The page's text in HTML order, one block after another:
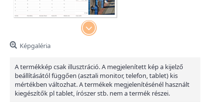
Képgaléria
A termékkép csak illusztráció. A megjelenített kép a kijelző
beállításától függően (asztali monitor, telefon, tablet) kis
mértékben változhat. A termékek megjelenítésénél használt
kiegészítők pl tablet, írószer stb. nem a termék részei.